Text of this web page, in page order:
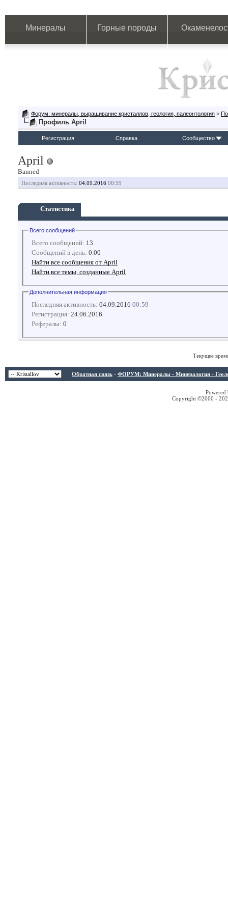
Минералы Горные породы
Форум: минералы, выращивание кристаллов, геология, палеонтология >
Профиль April
Регистрация Справка Сообщество
April
Banned
Последняя активность: 04.09.2016 00:59
Статистика
Всего сообщений
Всего сообщений: 13
Сообщений в день: 0.00
Найти все сообщения от April
Найти все темы, созданные April
Дополнительная информация
Последняя активность: 04.09.2016 00:59
Регистрация: 24.06.2016
Рефералы: 0
Текущее
Обратная связь - ФОРУМ: Минералы - Минералогия -
Copyright ©2000 -